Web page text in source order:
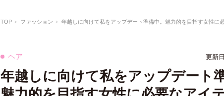
TOP ファッション 年越しに向けて私をアップデート準備中。魅力的を目指す女性に必要な
ヘア 更新
年越しに向けて私をアップデート準